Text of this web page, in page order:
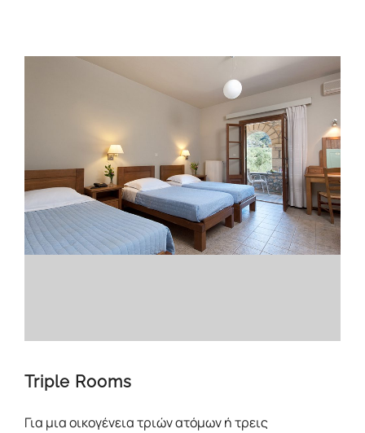
Triple Rooms
Για μια οικογένεια τριών ατόμων ή τρεις